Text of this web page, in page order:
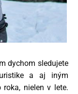
dychom sledujete
a aj iným
nielen v lete.